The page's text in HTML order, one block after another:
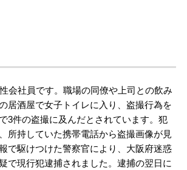
らのお手紙
口コミ評判
会社員です。職場の同僚や上司との飲み
居酒屋で女子トイレに入り、盗撮行為を
3件の盗撮に及んだとされています。犯
所持していた携帯電話から盗撮画像が見
で駆けつけた警察官により、大阪府迷惑
で現行犯逮捕されました。逮捕の翌日に